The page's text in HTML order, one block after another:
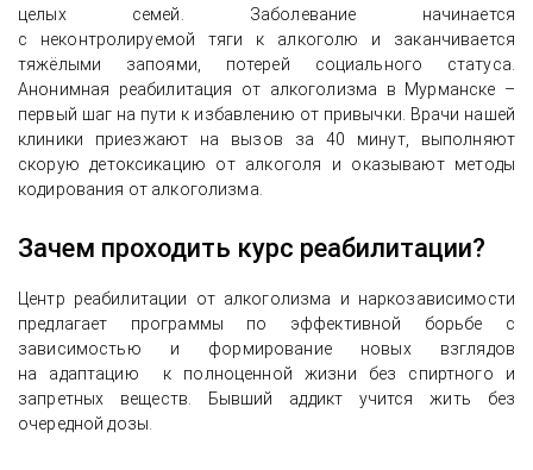
целых семей. Заболевание начинается
с неконтролируемой тяги к алкоголю и заканчивается
тяжёлыми запоями, потерей социального статуса.
Анонимная реабилитация от алкоголизма в Мурманске –
первый шаг на пути к избавлению от привычки. Врачи нашей
клиники приезжают на вызов за 40 минут, выполняют
скорую детоксикацию от алкоголя и оказывают методы
кодирования от алкоголизма.
Зачем проходить курс реабилитации?
Центр реабилитации от алкоголизма и наркозависимости
предлагает программы по эффективной борьбе с
зависимостью и формирование новых взглядов
на адаптацию к полноценной жизни без спиртного и
запретных веществ. Бывший аддикт учится жить без
очередной дозы.